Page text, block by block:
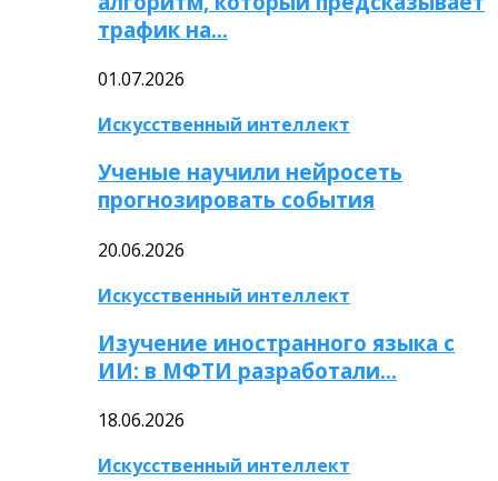
трафик на…
01.07.2026
Искусственный интеллект
Ученые научили нейросеть
прогнозировать события
20.06.2026
Искусственный интеллект
Изучение иностранного языка с
ИИ: в МФТИ разработали…
18.06.2026
Искусственный интеллект